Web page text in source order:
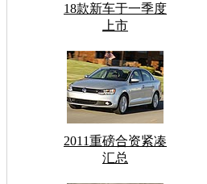
18款新车于一季度
上市
2011重磅合资紧凑
汇总